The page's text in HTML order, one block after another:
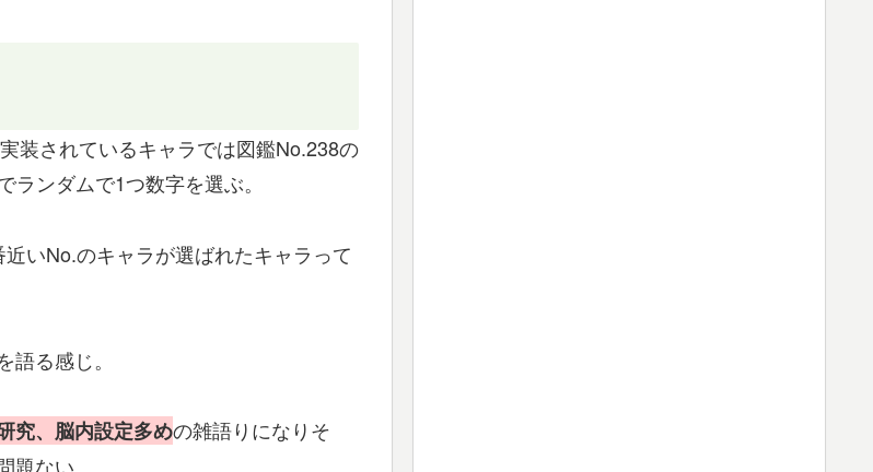
装されているキャラでは図鑑No.238の
ランダムで1つ数字を選ぶ。
いNo.のキャラが選ばれたキャラって
る感じ。
究、脳内設定多めの雑語りになりそ
ない。